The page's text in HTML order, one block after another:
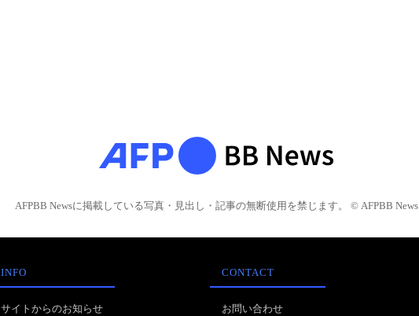
AFPBB Newsに掲載している写真・見出し・記事の無断使用を禁じます。 © AFPBB News
INFO
サイトからのお知らせ
CONTACT
お問い合わせ